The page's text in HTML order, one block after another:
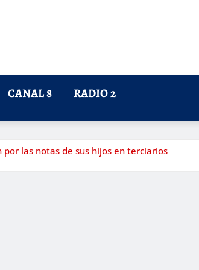
CANAL 8 RADIO 2
las notas de sus hijos en terciarios